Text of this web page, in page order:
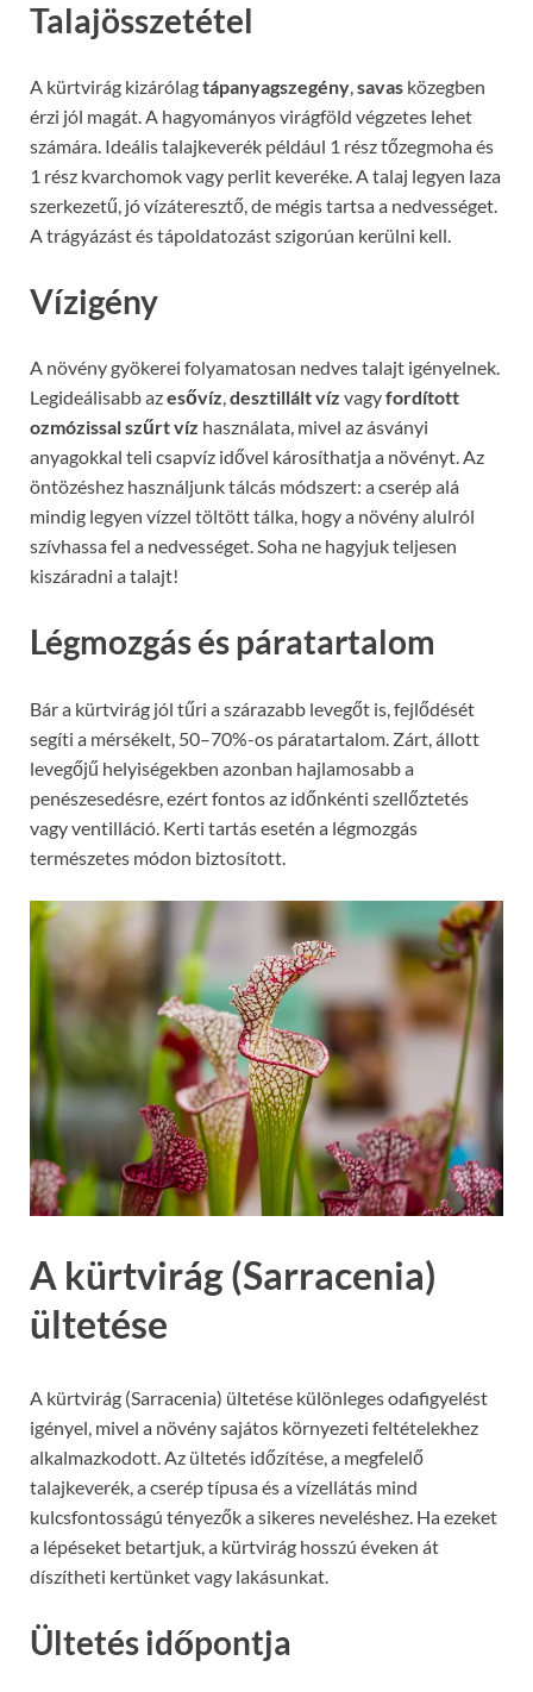
Talajösszetétel
A kürtvirág kizárólagtápanyagszegény,savas közegben
érzi jól magát. A hagyományos virágföld végzetes lehet
számára. Ideális talajkeverék például 1 rész tőzegmoha és
1 rész kvarchomok vagy perlit keveréke. A talaj legyen laza
szerkezetű, jó vízáteresztő, de mégis tartsa a nedvességet.
A trágyázást és tápoldatozást szigorúan kerülni kell.
Vízigény
A növény gyökerei folyamatosan nedves talajt igényelnek.
Legideálisabb azesővíz,desztillált víz vagyfordított
ozmózissal szűrt víz használata, mivel az ásványi
anyagokkal teli csapvíz idővel károsíthatja a növényt. Az
öntözéshez használjunk tálcás módszert: a cserép alá
mindig legyen vízzel töltött tálka, hogy a növény alulról
szívhassa fel a nedvességet. Soha ne hagyjuk teljesen
kiszáradni a talajt!
Légmozgás és páratartalom
Bár a kürtvirág jól tűri a szárazabb levegőt is, fejlődését
segíti a mérsékelt, 50–70%-os páratartalom. Zárt, állott
levegőjű helyiségekben azonban hajlamosabb a
penészesedésre, ezért fontos az időnkénti szellőztetés
vagy ventilláció. Kerti tartás esetén a légmozgás
természetes módon biztosított.
A kürtvirág (Sarracenia)
ültetése
A kürtvirág (Sarracenia) ültetése különleges odafigyelést
igényel, mivel a növény sajátos környezeti feltételekhez
alkalmazkodott. Az ültetés időzítése, a megfelelő
talajkeverék, a cserép típusa és a vízellátás mind
kulcsfontosságú tényezők a sikeres neveléshez. Ha ezeket
a lépéseket betartjuk, a kürtvirág hosszú éveken át
díszítheti kertünket vagy lakásunkat.
Ültetés időpontja